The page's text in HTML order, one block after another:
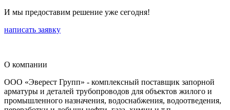
И мы предоставим решение уже сегодня!
написать заявку
О компании
ООО «Эверест Групп» - комплексный поставщик запорной
арматуры и деталей трубопроводов для объектов жилого и
промышленного назначения, водоснабжения, водоотведения,